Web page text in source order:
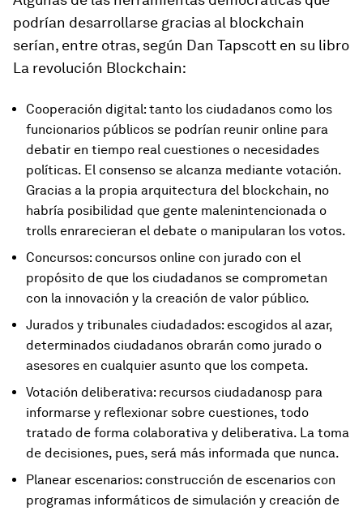
podrían desarrollarse gracias al blockchain
serían, entre otras, según Dan Tapscott en su libro
La revolución Blockchain:
Cooperación digital: tanto los ciudadanos como los
funcionarios públicos se podrían reunir online para
debatir en tiempo real cuestiones o necesidades
políticas. El consenso se alcanza mediante votación.
Gracias a la propia arquitectura del blockchain, no
habría posibilidad que gente malenintencionada o
trolls enrarecieran el debate o manipularan los votos.
Concursos: concursos online con jurado con el
propósito de que los ciudadanos se comprometan
con la innovación y la creación de valor público.
Jurados y tribunales ciudadados: escogidos al azar,
determinados ciudadanos obrarán como jurado o
asesores en cualquier asunto que los competa.
Votación deliberativa: recursos ciudadanosp para
informarse y reflexionar sobre cuestiones, todo
tratado de forma colaborativa y deliberativa. La toma
de decisiones, pues, será más informada que nunca.
Planear escenarios: construcción de escenarios con
programas informáticos de simulación y creación de